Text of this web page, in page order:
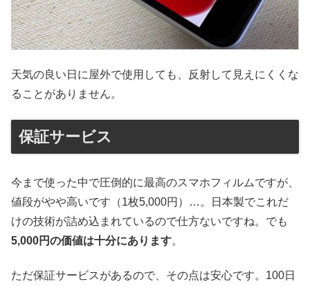
天気の良い日に屋外で使用しても、反射して見えにくくな
ることがありません。
保証サービス
今まで使った中で圧倒的に最高のスマホフィルムですが、
値段がやや高いです（1枚5,000円）…。日本製でこれだ
けの技術が詰め込まれているので仕方ないですね。でも
5,000円の価値は十分にあります。
ただ保証サービスがあるので、その点は安心です。100日